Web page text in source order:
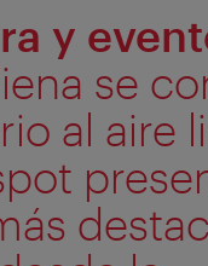
y
se
al aire